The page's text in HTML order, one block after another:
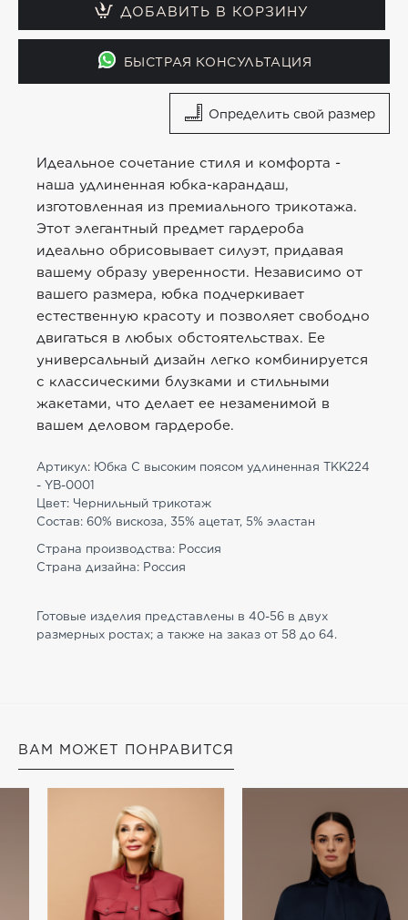
Определить свой размер
Идеальное сочетание стиля и комфорта -
наша удлиненная юбка-карандаш,
изготовленная из премиального трикотажа.
Этот элегантный предмет гардероба
идеально обрисовывает силуэт, придавая
вашему образу уверенности. Независимо от
вашего размера, юбка подчеркивает
естественную красоту и позволяет свободно
двигаться в любых обстоятельствах. Ее
универсальный дизайн легко комбинируется
с классическими блузками и стильными
жакетами, что делает ее незаменимой в
вашем деловом гардеробе.
Артикул: Юбка С высоким поясом удлиненная TKK224
- YB-0001
Цвет: Чернильный трикотаж
Состав: 60% вискоза, 35% ацетат, 5% эластан
Страна производства: Россия
Страна дизайна: Россия
Готовые изделия представлены в 40-56 в двух
размерных ростах; а также на заказ от 58 до 64.
ДОБАВИТЬ В КОРЗИНУ
БЫСТРАЯ КОНСУЛЬТАЦИЯ
ВАМ МОЖЕТ ПОНРАВИТСЯ